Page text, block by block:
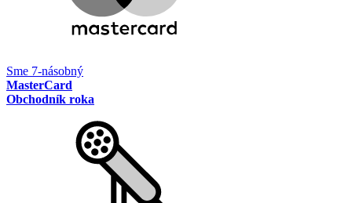
Sme 7-násobný
MasterCard
Obchodník roka